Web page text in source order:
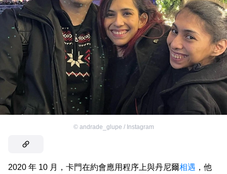
© andrade_glupe / Instagram
2020 年 10 月，卡門在約會應用程序上與丹尼爾相遇 ，他